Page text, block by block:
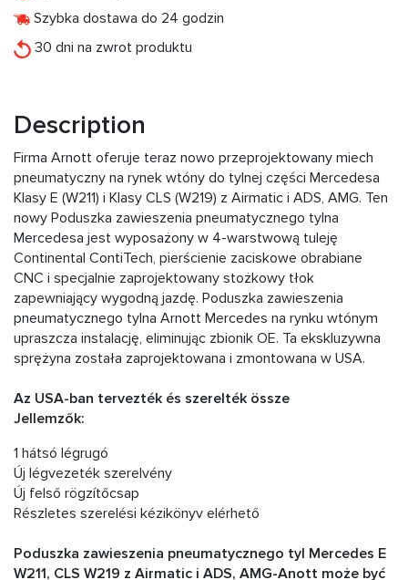
Szybka dostawa do 24 godzin
30 dni na zwrot produktu
Description
Firma Arnott oferuje teraz nowo przeprojektowany miech
pneumatyczny na rynek wtóny do tylnej części Mercedesa
Klasy E (W211) i Klasy CLS (W219) z Airmatic i ADS, AMG. Ten
nowy Poduszka zawieszenia pneumatycznego tylna
Mercedesa jest wyposażony w 4-warstwową tuleję
Continental ContiTech, pierścienie zaciskowe obrabiane
CNC i specjalnie zaprojektowany stożkowy tłok
zapewniający wygodną jazdę. Poduszka zawieszenia
pneumatycznego tylna Arnott Mercedes na rynku wtónym
upraszcza instalację, eliminując zbionik OE. Ta ekskluzywna
sprężyna została zaprojektowana i zmontowana w USA.
Az USA-ban tervezték és szerelték össze
Jellemzők:
1 hátsó légrugó
Új légvezeték szerelvény
Új felső rögzítőcsap
Részletes szerelési kézikönyv elérhető
Poduszka zawieszenia pneumatycznego tyl Mercedes E
W211, CLS W219 z Airmatic i ADS, AMG-Anott może być